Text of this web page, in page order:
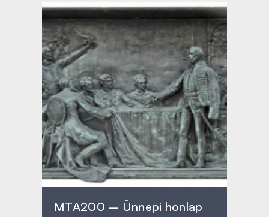
MTA200 – Ünnepi honlap